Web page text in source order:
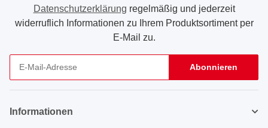
Datenschutzerklärung regelmäßig und jederzeit
widerruflich Informationen zu Ihrem Produktsortiment per
E-Mail zu.
Abonnieren
Informationen